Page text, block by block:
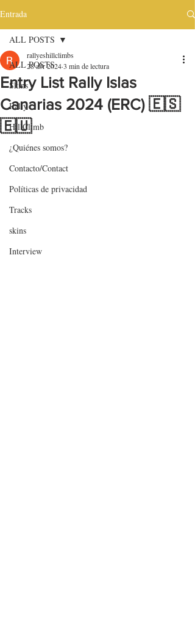
Entrada
ALL POSTS
Skins
Rally
HillClimb
¿Quiénes somos?
Contacto/Contact
Políticas de privacidad
Tracks
skins
Interview
ALL POSTS
Entry List Rally Islas
Canarias 2024 (ERC) 🇪🇸
🇪🇺
rallyeshillclimbs
28 abr 20243 min de lectura